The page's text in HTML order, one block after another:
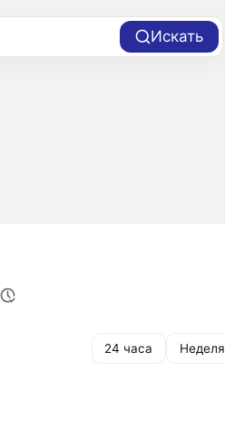
Искать
24 часа Неделя